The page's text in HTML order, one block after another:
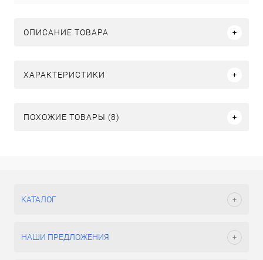
ОПИСАНИЕ ТОВАРА
ХАРАКТЕРИСТИКИ
ПОХОЖИЕ ТОВАРЫ (8)
КАТАЛОГ
НАШИ ПРЕДЛОЖЕНИЯ